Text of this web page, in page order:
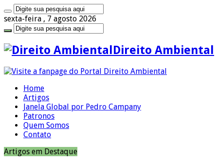
sexta-feira , 7 agosto 2026
Direito Ambiental
Home
Artigos
Janela Global por Pedro Campany
Patronos
Quem Somos
Contato
Artigos em Destaque